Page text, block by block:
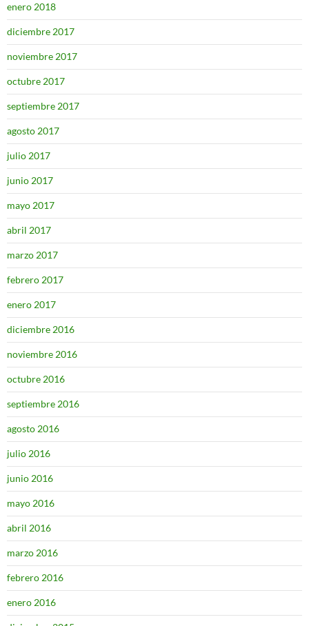
enero 2018
diciembre 2017
noviembre 2017
octubre 2017
septiembre 2017
agosto 2017
julio 2017
junio 2017
mayo 2017
abril 2017
marzo 2017
febrero 2017
enero 2017
diciembre 2016
noviembre 2016
octubre 2016
septiembre 2016
agosto 2016
julio 2016
junio 2016
mayo 2016
abril 2016
marzo 2016
febrero 2016
enero 2016